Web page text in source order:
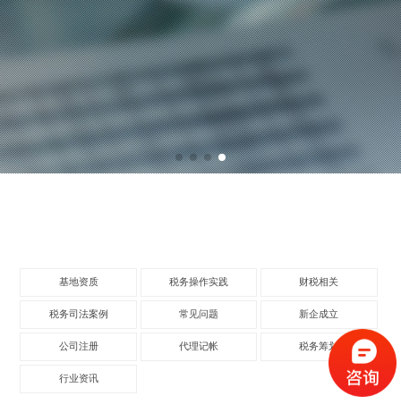
基地资质 税务操作实践 财税相关
税务司法案例 常见问题 新企成立
公司注册 代理记帐 税务筹划
行业资讯